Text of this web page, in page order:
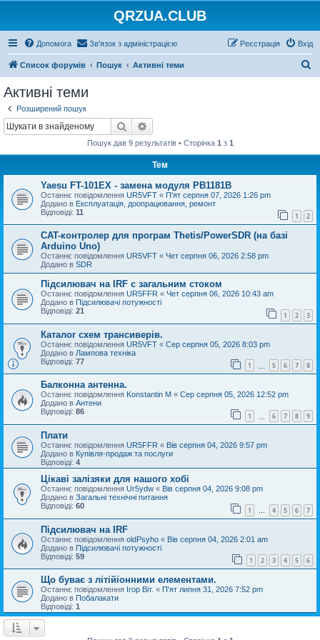
QRZUA.CLUB
Допомога Зв'язок з адміністрацією Вхід
Реєстрація
Список форумів Пошук Активні теми
Активні теми
Розширений пошук
Пошук
Пошук дав 9 результатів • Сторінка 1 з 1
Тем
Yaesu FT-101EX - замена модуля PB1181B
Останнє повідомлення UR5VFT « П'ят серпня 07, 2026 1:26 pm
Додано в Експлуатація, доопрацювання, ремонт
Відповіді: 11 1 2
CAT-контролер для програм Thetis/PowerSDR (на базі
Arduino Uno)
Останнє повідомлення UR5VFT « Чет серпня 06, 2026 2:58 pm
Додано в SDR
Підсилювач на IRF с загальним стоком
Останнє повідомлення UR5FFR « Чет серпня 06, 2026 10:43 am
Додано в Підсилювачі потужності
Відповіді: 21 1 2 3
Каталог схем трансиверів.
Останнє повідомлення UR5VFT « Сер серпня 05, 2026 8:03 pm
Додано в Лампова техніка
Відповіді: 77 1 5 6 7 8
Балконна антенна.
Останнє повідомлення Konstantin M « Сер серпня 05, 2026 12:52 pm
Додано в Антени
Відповіді: 86 1 6 7 8 9
Плати
Останнє повідомлення UR5FFR « Вів серпня 04, 2026 9:57 pm
Додано в Купівля-продаж та послуги
Відповіді: 4
Цікаві залізяки для нашого хобі
Останнє повідомлення Ur5ydw « Вів серпня 04, 2026 9:08 pm
Додано в Загальні технічні питання
Відповіді: 60 1 … 4 5 6 7
Підсилювач на IRF
Останнє повідомлення oldPsyho « Вів серпня 04, 2026 2:01 am
Додано в Підсилювачі потужності
Відповіді: 59 1 2 3 4 5 6
Що буває з літійіонними елементами.
Останнє повідомлення Ігор Віт. « П'ят липня 31, 2026 7:52 pm
Додано в Побалакати
Відповіді: 1